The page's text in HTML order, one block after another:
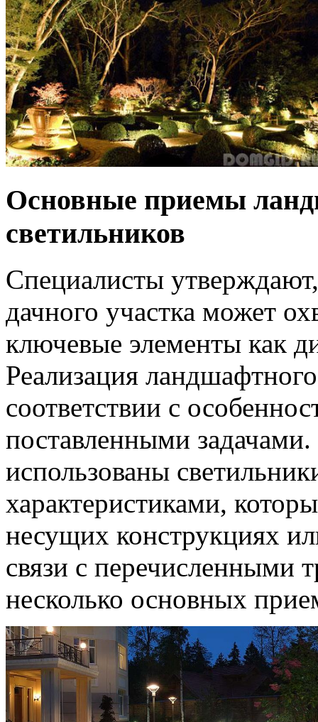
Основные приемы
светильников
Специалисты
дачного участка может
ключевые элементы как
Реализация
соответствии с
поставленными
использованы
характеристиками,
несущих конструкциях
связи с перечисленными
несколько основных